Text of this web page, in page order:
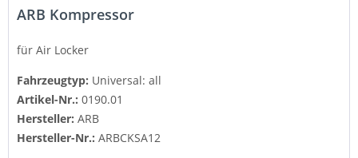
ARB Kompressor
für Air Locker
Fahrzeugtyp: Universal: all
Artikel-Nr.:0190.01
Hersteller:ARB
Hersteller-Nr.:ARBCKSA12